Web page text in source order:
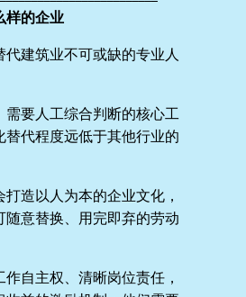
样的企业
代建筑业不可或缺的专业人
需要人工综合判断的核心工
替代程度远低于其他行业的
造以人为本的企业文化，
随意替换、用完即弃的劳动
自主权、清晰岗位责任，